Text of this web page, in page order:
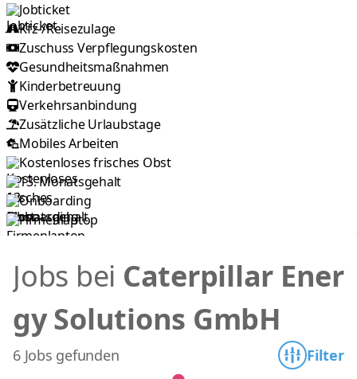
Jobticket
Kfz-/Reisezulage
Zuschuss Verpflegungskosten
Gesundheits­maßnahmen
Kinderbetreuung
Verkehrsanbindung
Zusätzliche Urlaubstage
Mobiles Arbeiten
Kostenloses frisches Obst
13. Monatsgehalt
Onboarding
Firmenlaptop
Jobs bei Caterpillar Ener
gy Solutions GmbH
6 Jobs gefunden Filter